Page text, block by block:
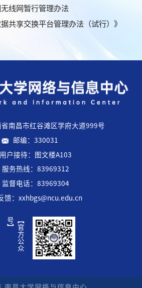
线网暂行管理办法
据共享交换平台管理办法（试行）》
南昌市红谷滩区学府大道999号
邮编：330031
用户接待：图文楼A103
服务热线：83969312
监督电话：83969304
馈：xxhbgs@ncu.edu.cn
【
官
方
公
众
号
】